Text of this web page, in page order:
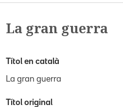
La gran guerra
Títol en català
La gran guerra
Títol original